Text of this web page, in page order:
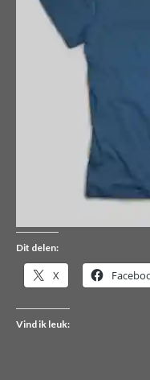
Dit delen:
X
Vind ik leuk: